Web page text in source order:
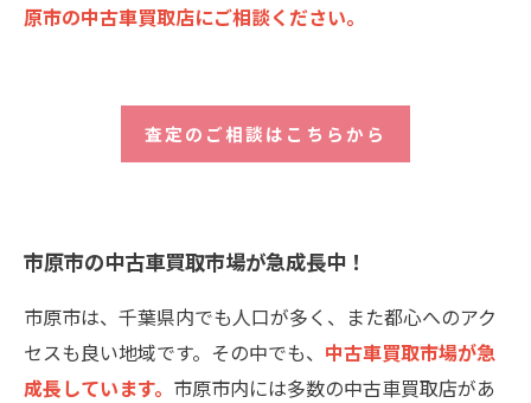
原市の中古車買取店にご相談ください。
査定のご相談はこちらから
市原市の中古車買取市場が急成長中！
市原市は、千葉県内でも人口が多く、また都心へのアク
セスも良い地域です。その中でも、 中古車買取市場が急
成長しています。 市原市内には多数の中古車買取店があ